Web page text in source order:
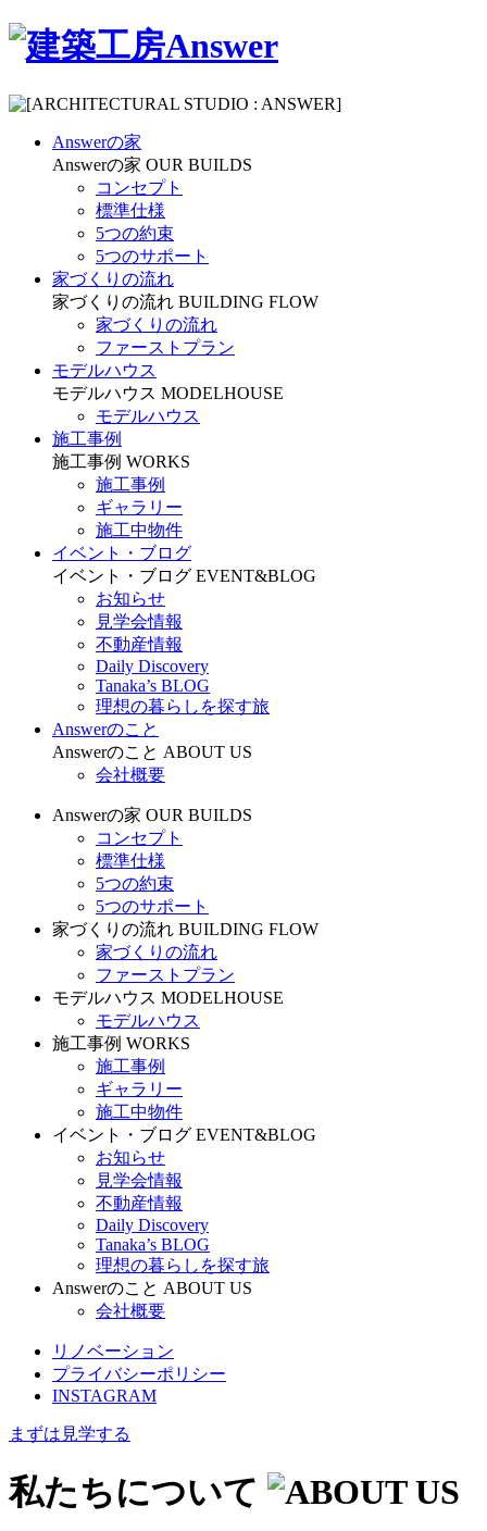
Answerの家
Answerの家 OUR BUILDS
コンセプト
標準仕様
5つの約束
5つのサポート
家づくりの流れ
家づくりの流れ BUILDING FLOW
家づくりの流れ
ファーストプラン
モデルハウス
モデルハウス MODELHOUSE
モデルハウス
施工事例
施工事例 WORKS
施工事例
ギャラリー
施工中物件
イベント・ブログ
イベント・ブログ EVENT&BLOG
お知らせ
見学会情報
不動産情報
Daily Discovery
Tanaka’s BLOG
理想の暮らしを探す旅
Answerのこと
Answerのこと ABOUT US
会社概要
Answerの家 OUR BUILDS
コンセプト
標準仕様
5つの約束
5つのサポート
家づくりの流れ BUILDING FLOW
家づくりの流れ
ファーストプラン
モデルハウス MODELHOUSE
モデルハウス
施工事例 WORKS
施工事例
ギャラリー
施工中物件
イベント・ブログ EVENT&BLOG
お知らせ
見学会情報
不動産情報
Daily Discovery
Tanaka’s BLOG
理想の暮らしを探す旅
Answerのこと ABOUT US
会社概要
リノベーション
プライバシーポリシー
INSTAGRAM
まずは見学する
私たちについて